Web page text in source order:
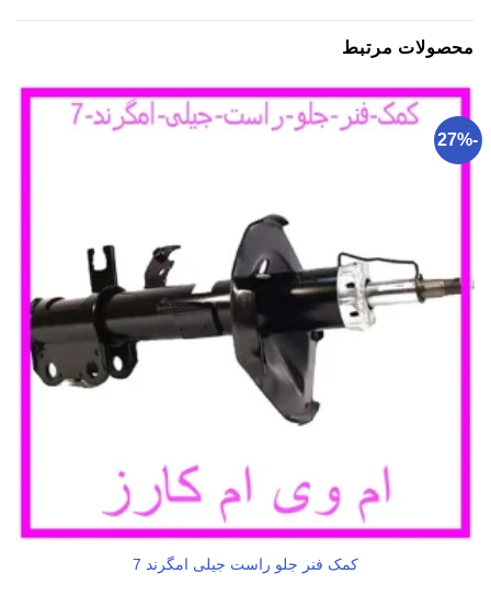
محصولات مرتبط
-27%
کمک فنر جلو راست جیلی امگرند 7